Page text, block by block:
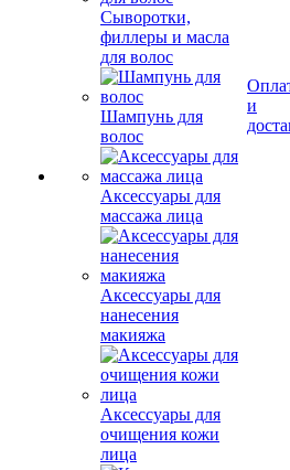
Сыворотки,
филлеры и масла
для волос
Шампунь для
волос
Аксессуары для
массажа лица
Аксессуары для
нанесения
макияжа
Аксессуары для
очищения кожи
лица
и